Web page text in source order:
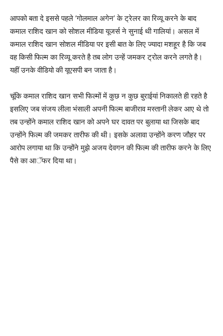
आपको बता दे इससे पहले ‘गोलमाल अगेन’ के ट्रेलर का रिव्यू करने के बाद
कमाल राशिद खान को सोशल मीडिया यूजर्स ने सुनाई थी गालियां। असल में
कमाल राशिद खान सोशल मीडिया पर इसी बात के लिए ज्यादा मशहूर है कि जब
वह किसी फिल्म का रिव्यू करते है तब लोग उन्हें जमकर ट्रोल करने लगते है।
यहीं उनके वीडियो की यूएसपी बन जाता है।
चूंकि कमाल राशिद खान सभी फिल्मों में कुछ न कुछ बुराईयां निकालते ही रहते है
इसलिए जब संजय लीला भंसाली अपनी फिल्म बाजीराव मस्तानी लेकर आए थे तो
तब उन्होंने कमाल राशिद खान को अपने घर दावत पर बुलाया था जिसके बाद
उन्होंने फिल्म की जमकर तारीफ की थी। इसके अलावा उन्होंने करण जौहर पर
आरोप लगाया था कि उन्होंने मुझे अजय देवगन की फिल्म की तारीफ करने के लिए
पैसे का आॅफर दिया था।